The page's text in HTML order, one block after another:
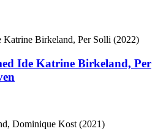
Birkeland, Per Solli (2022)
Ide Katrine Birkeland, Per
Dominique Kost (2021)